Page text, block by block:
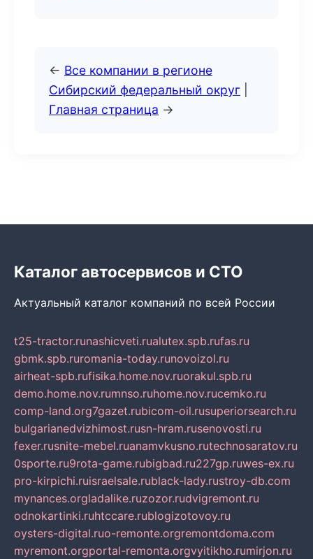
← Все компании в регионе
Сибирский федеральный округ
Главная страница →
Каталог автосервисов и СТО
Актуальный каталог компаний по всей России
t25-tractor.runashicveti.rualutex.spb.rufas.ru
gbmk.spb.ruromania-today.runovoizol.ru
airheat-spb.rufisika.home.nov.ruorakul.spb.ru
demo.home.nov.rumnso.ruhome.nov.rucemko.ru
comp-land.org7gazet.rubicom-oil.rusuperiorsearch.ru
bulgarianedvizhimost.rusn-hram.rusenovosti.ru
fexer.rusnite-mebel.ruanamvkusno.rutechnosaratov.ru
0sporte.ru9rota-game.rubigbad.ru227gp.ruwes-ex.ru
pro-kirpichi.ruisraelsale.rublack-lady.rustroy-db.com
mynances.orgladalike.ruzozor.rudvigremont.ru
odnokartinki.ruhtccare.rublogizotovoy.ru
oysters-digital.ruo-remonte.orgremontdoma.com
myremont.orgportal-remonta.orgvyitikho.rumirjon.ru